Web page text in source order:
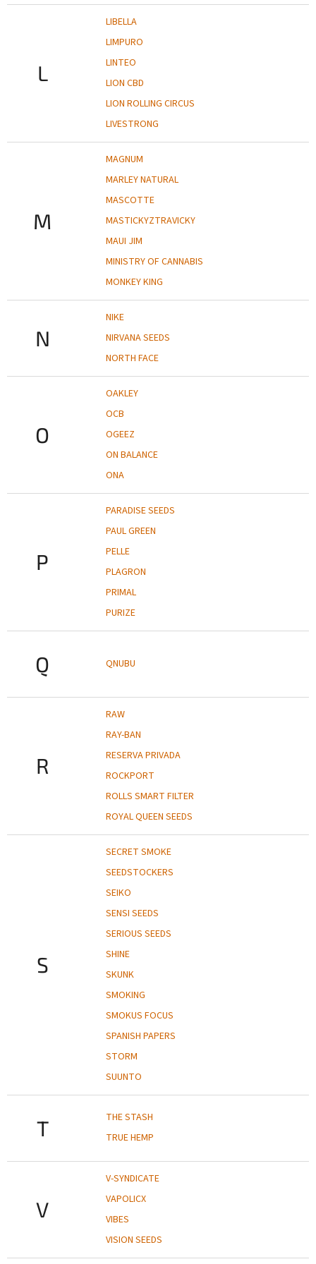
L
LIBELLA
LIMPURO
LINTEO
LION CBD
LION ROLLING CIRCUS
LIVESTRONG
M
MAGNUM
MARLEY NATURAL
MASCOTTE
MASTICKYZTRAVICKY
MAUI JIM
MINISTRY OF CANNABIS
MONKEY KING
N
NIKE
NIRVANA SEEDS
NORTH FACE
O
OAKLEY
OCB
OGEEZ
ON BALANCE
ONA
P
PARADISE SEEDS
PAUL GREEN
PELLE
PLAGRON
PRIMAL
PURIZE
Q QNUBU
R
RAW
RAY-BAN
RESERVA PRIVADA
ROCKPORT
ROLLS SMART FILTER
ROYAL QUEEN SEEDS
S
SECRET SMOKE
SEEDSTOCKERS
SEIKO
SENSI SEEDS
SERIOUS SEEDS
SHINE
SKUNK
SMOKING
SMOKUS FOCUS
SPANISH PAPERS
STORM
SUUNTO
T
THE STASH
TRUE HEMP
V
V-SYNDICATE
VAPOLICX
VIBES
VISION SEEDS